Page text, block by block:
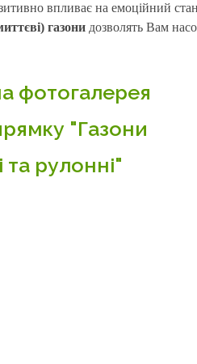
впливає на емоційний
газони дозволять Вам
фотогалерея
"Газони
та рулонні"